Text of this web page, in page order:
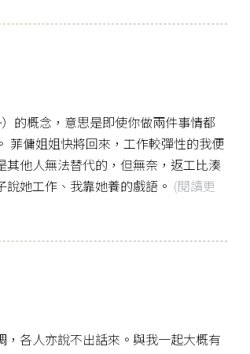
的概念，意思是即使你做兩件事情都
菲傭姐姐快將回來，工作較彈性的我便
他人無法替代的，但無奈，返工比湊
她工作、我靠她養的戲語。 (閱讀更
各人亦說不出話來。與我一起大概有